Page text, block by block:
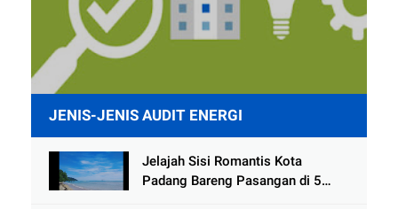
JENIS-JENIS AUDIT ENERGI
Jelajah Sisi Romantis Kota
Padang Bareng Pasangan di 5